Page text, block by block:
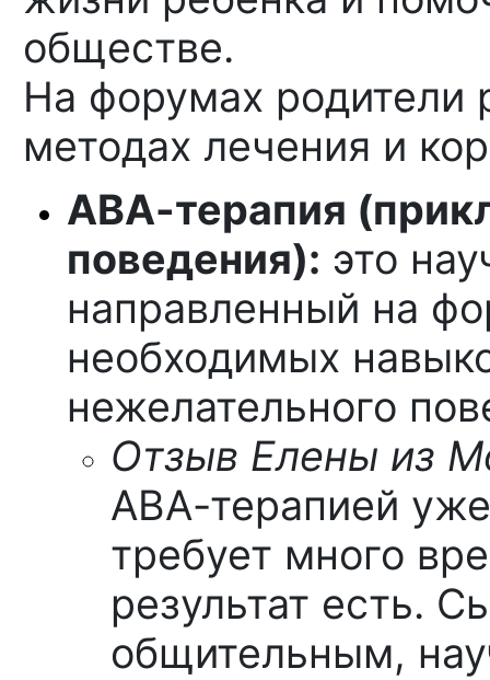
обществе.
На форумах родители
методах лечения и
АВА-терапия
поведения): это
направленный на
необходимых
нежелательного
Отзыв Елены из
АВА-терапией
требует много
результат есть.
общительным,